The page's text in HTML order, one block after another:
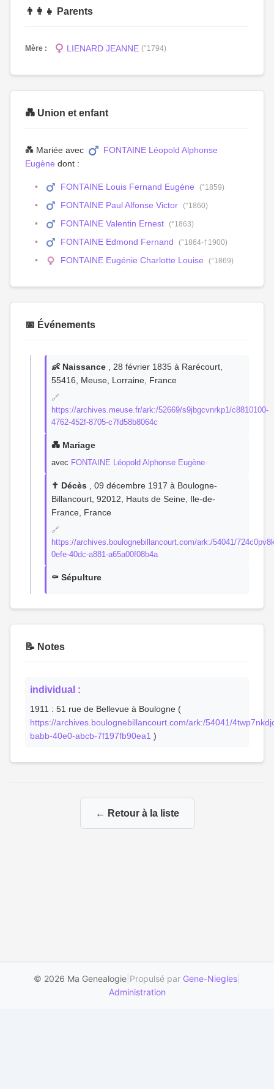
👨‍👩‍👧 Parents
Mère : LIENARD JEANNE (°1794)
💑 Union et enfant
💑 Mariée avec
FONTAINE Léopold Alphonse
Eugène dont :
FONTAINE Louis Fernand Eugène (°1859)
FONTAINE Paul Alfonse Victor (°1860)
FONTAINE Valentin Ernest (°1863)
FONTAINE Edmond Fernand (°1864-†1900)
FONTAINE Eugénie Charlotte Louise (°1869)
📅 Événements
👶 Naissance , 28 février 1835 à Rarécourt,
55416, Meuse, Lorraine, France
🔗
https://archives.meuse.fr/ark:/52669/s9jbgcvnrkp1/c8810100-
4762-452f-8705-c7fd58b8064c
💑 Mariage
avec FONTAINE Léopold Alphonse Eugène
✝️ Décès , 09 décembre 1917 à Boulogne-
Billancourt, 92012, Hauts de Seine, Ile-de-
France, France
🔗
https://archives.boulognebillancourt.com/ark:/54041/
0efe-40dc-a881-a65a00f08b4a
⚰️ Sépulture
📝 Notes
individual :
1911 : 51 rue de Bellevue à Boulogne (
https://archives.boulognebillancourt.com/ark:/54041/
babb-40e0-abcb-7f197fb90ea1 )
← Retour à la liste
© 2026 Ma Genealogie Propulsé par Gene-Niegles
Administration